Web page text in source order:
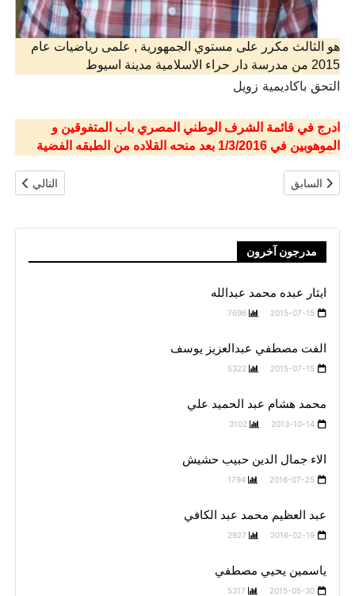
هو الثالث مكرر على مستوي الجمهورية , علمى رياضيات عام
2015 من مدرسة دار حراء الاسلامية مدينة اسيوط
التحق باكاديمية زويل
ادرج في قائمة الشرف الوطني المصري باب المتفوقين و
الموهوبين في 1/3/2016 بعد منحه القلاده من الطبقه الفضية
المقال السابق: محمود محمد مرسي
السابق المقال
التالي
مدرجون آخرون
ايثار عبده محمد عبدالله
2015-07-15
7696
الفت مصطفي عبدالعزيز يوسف
2015-07-15
5322
محمد هشام عبد الحميد علي
2013-10-14
3102
الاء جمال الدين حبيب حشيش
2016-07-25
1794
عبد العظيم محمد عبد الكافي
2016-02-19
2927
ياسمين يحيي مصطفي
2015-05-30
5317